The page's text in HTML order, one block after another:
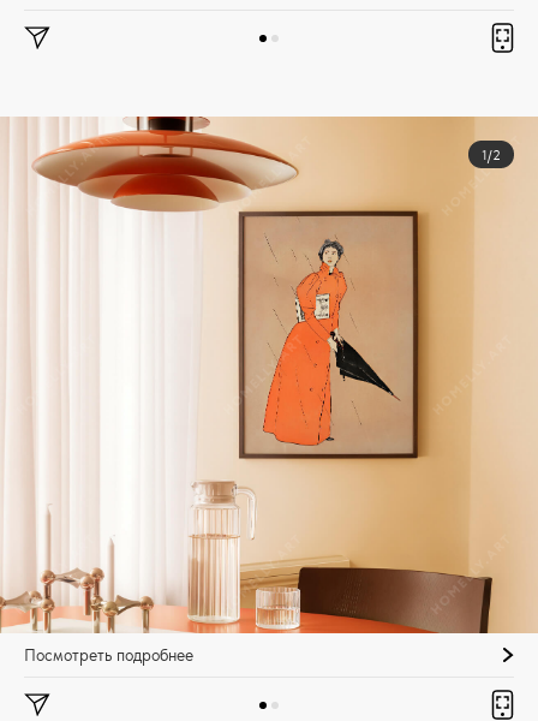
1/2
Посмотреть подробнее